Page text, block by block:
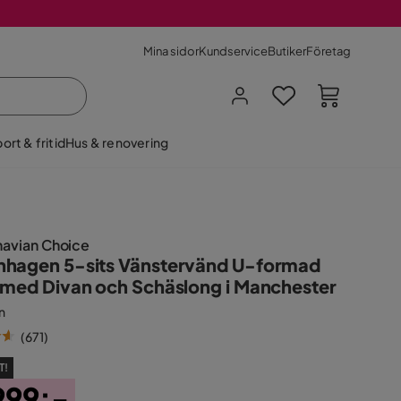
Mina sidorKundserviceButikerFöretag
& fritidHus & renovering
Choice
5-sits Vänstervänd U-formad
Divan och Schäslong i Manchester
(671)